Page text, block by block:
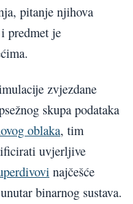
pitanje njihova
predmet je
zvjezdane
skupa podataka
oblaka, tim
uvjerljive
najčešće
binarnog sustava.